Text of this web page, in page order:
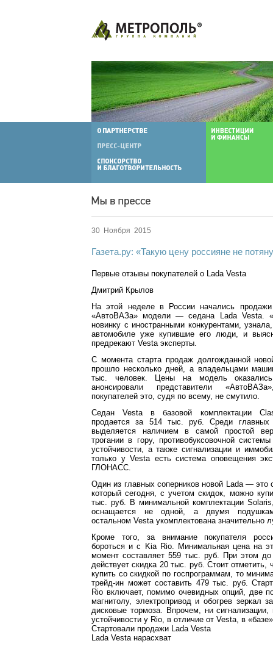
30 Ноября 2015
Газета.ру: «Такую цену россияне не
Первые отзывы покупателей о Lada Vesta
Дмитрий Крылов
На этой неделе в России начались
«АвтоВАЗа» модели — седана Lada Vesta.
новинку с иностранными конкурентами,
автомобиле уже купившие его люди, и
предрекают Vesta эксперты.
С момента старта продаж долгожданной
прошло несколько дней, а владельцами
тыс. человек. Цены на модель
анонсировали представители
покупателей это, судя по всему, не смутило.
Седан Vesta в базовой комплектации
продается за 514 тыс. руб. Среди главных
выделяется наличием в самой простой
трогании в гору, противобуксовочной
устойчивости, а также сигнализации и
только у Vesta есть система оповещения
ГЛОНАСС.
Один из главных соперников новой Lada — это
который сегодня, с учетом скидок, можно
тыс. руб. В минимальной комплектации
оснащается не одной, а двумя
остальном Vesta укомплектована значительно
Кроме того, за внимание покупателя
бороться и с Kia Rio. Минимальная цена на
момент составляет 559 тыс. руб. При этом
действует скидка 20 тыс. руб. Стоит отметить,
купить со скидкой по госпрограммам, то
трейд-ин может составить 479 тыс. руб.
Rio включает, помимо очевидных опций, две
магнитолу, электропривод и обогрев зеркал
дисковые тормоза. Впрочем, ни
устойчивости у Rio, в отличие от Vesta, в
Стартовали продажи Lada Vesta
Lada Vesta нарасхват